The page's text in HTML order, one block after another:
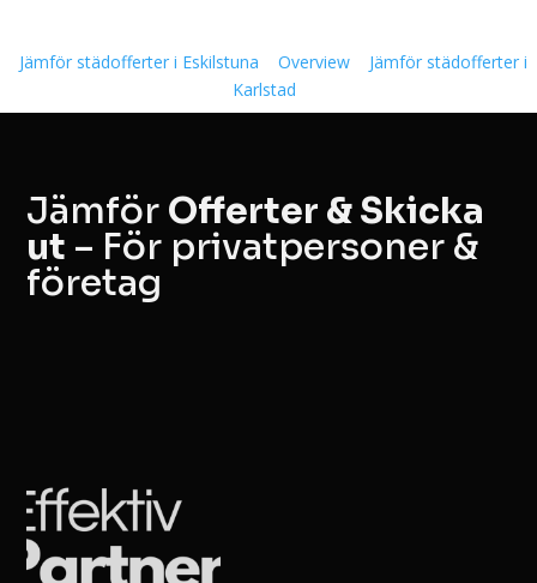
Jämför städofferter i Eskilstuna Overview
Jämför städofferter i
Karlstad
Jämför Offerter & Skicka
ut – För privatpersoner &
företag